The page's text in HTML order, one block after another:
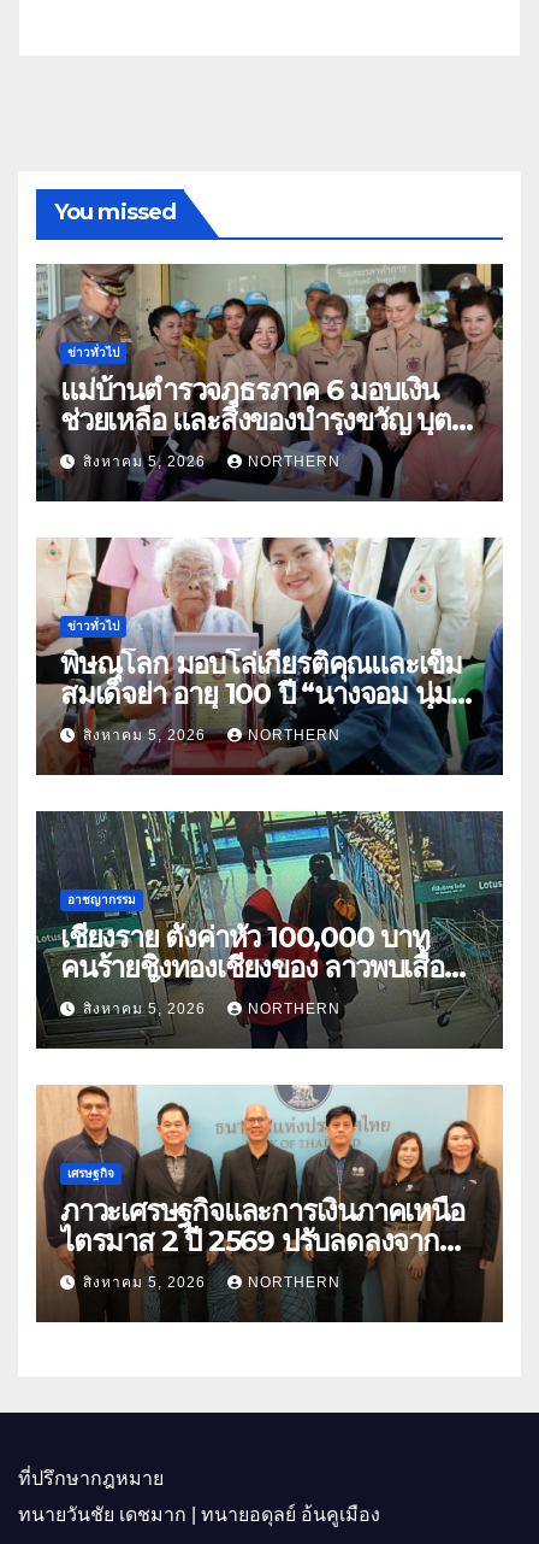
You missed
ข่าวทั่วไป
แม่บ้านตำรวจภูธรภาค 6 มอบเงิน
ช่วยเหลือ และสิ่งของบำรุงขวัญ บุตร-
ธิดา ข้าราชการตำรวจจังหวัด
อุทัยธานี
สิงหาคม 5, 2026 NORTHERN
ข่าวทั่วไป
พิษณุโลก มอบโล่เกียรติคุณและเข็ม
สมเด็จย่า อายุ 100 ปี “นางจอม นุ่ม
เนตร” ตำบลบ้านกร่าง อำเภอเมือง
สิงหาคม 5, 2026 NORTHERN
อาชญากรรม
เชียงราย ตั้งค่าหัว 100,000 บาท
คนร้ายชิงทองเชียงของ ลาวพบเสื้อผ้า
คนร้ายตั้งจุดตรวจตามเส้นทาง
สิงหาคม 5, 2026 NORTHERN
เศรษฐกิจ
ภาวะเศรษฐกิจและการเงินภาคเหนือ
ไตรมาส 2 ปี 2569 ปรับลดลงจาก
ราคาพลังงาน ค่าครองชีพ
สิงหาคม 5, 2026 NORTHERN
ที่ปรึกษากฎหมาย
ทนายวันชัย เดชมาก | ทนายอดุลย์ อ้นคูเมือง